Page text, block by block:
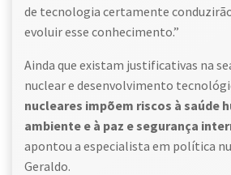
de tecnologia certamente
evoluir esse conhecimento.”
Ainda que existam justificativas na
nuclear e desenvolvimento
nucleares impõem riscos à saúde
ambiente e à paz e segurança
apontou a especialista em política
Geraldo.